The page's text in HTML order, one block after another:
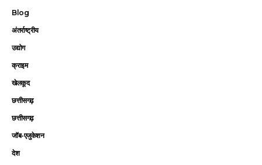
Blog
अंतर्राष्ट्रीय
उद्योग
क्राइम
खेलकूद
छत्तीसगढ़
छत्तीसगढ़
जॉब-एजुकेशन
देश